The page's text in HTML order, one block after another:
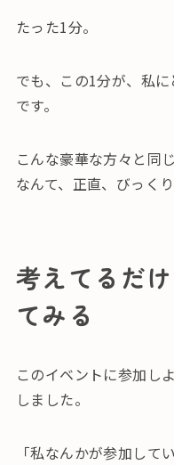
たった1分。
でも、この1分が、私
です。
こんな豪華な方々と同
なんて、正直、びっく
考えてるだ
てみる
このイベントに参加し
しました。
「私なんかが参加して